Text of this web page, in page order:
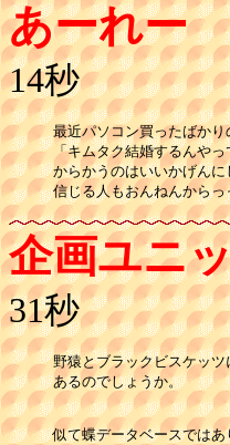
あーれー
14秒
最近パソコン買ったばか
「キムタク結婚するんや
からかうのはいいかげんに
信じる人もおんねんからっ
企画ユニ
31秒
野猿とブラックビスケッ
あるのでしょうか。
似て蝶データベースでは